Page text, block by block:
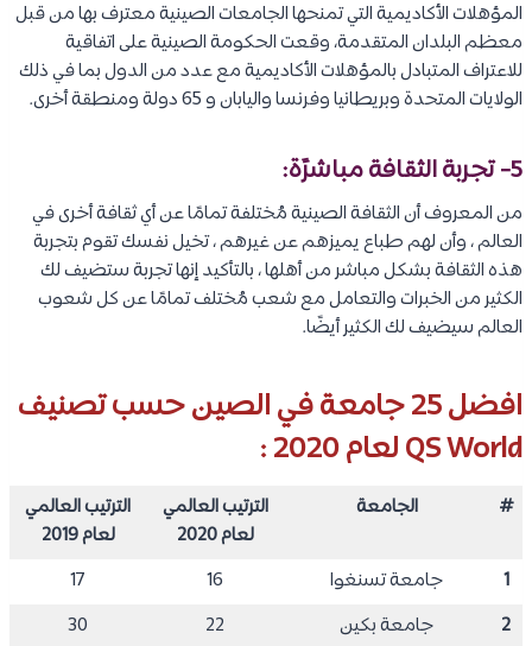
المؤهلات الأكاديمية التي تمنحها الجامعات الصينية معترف بها من قبل
معظم البلدان المتقدمة، وقعت الحكومة الصينية على اتفاقية
للاعتراف المتبادل بالمؤهلات الأكاديمية مع عدد من الدول بما في ذلك
الولايات المتحدة وبريطانيا وفرنسا واليابان و 65 دولة ومنطقة أخرى.
5- تجربة الثقافة مباشرًة:
من المعروف أن الثقافة الصينية مُختلفة تمامًا عن أي ثقافة أخرى في
العالم ، وأن لهم طباع يميزهم عن غيرهم ، تخيل نفسك تقوم بتجربة
هذه الثقافة بشكل مباشر من أهلها ، بالتأكيد إنها تجربة ستضيف لك
الكثير من الخبرات والتعامل مع شعب مُختلف تمامًا عن كل شعوب
العالم سيضيف لك الكثير أيضًا.
افضل 25 جامعة في الصين حسب تصنيف
QS World لعام 2020 :
# الجامعة
الترتيب العالمي
لعام 2020
الترتيب العالمي
لعام 2019
1
جامعة تسنغوا 16
17
2
جامعة بكين 22
30